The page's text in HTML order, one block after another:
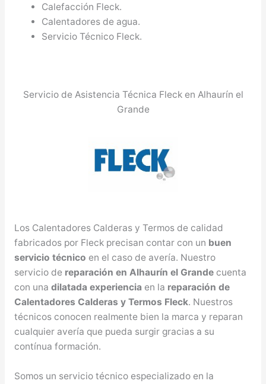
Calefacción Fleck.
Calentadores de agua.
Servicio Técnico Fleck.
Servicio de Asistencia Técnica Fleck en Alhaurín el
Grande
Los Calentadores Calderas y Termos de calidad
fabricados por Fleck precisan contar con un buen
servicio técnico en el caso de avería. Nuestro
servicio de reparación en Alhaurín el Grandecuenta
con una dilatada experiencia en la reparación de
Calentadores Calderas y Termos Fleck. Nuestros
técnicos conocen realmente bien la marca y reparan
cualquier avería que pueda surgir gracias a su
contínua formación.
Somos un servicio técnico especializado en la